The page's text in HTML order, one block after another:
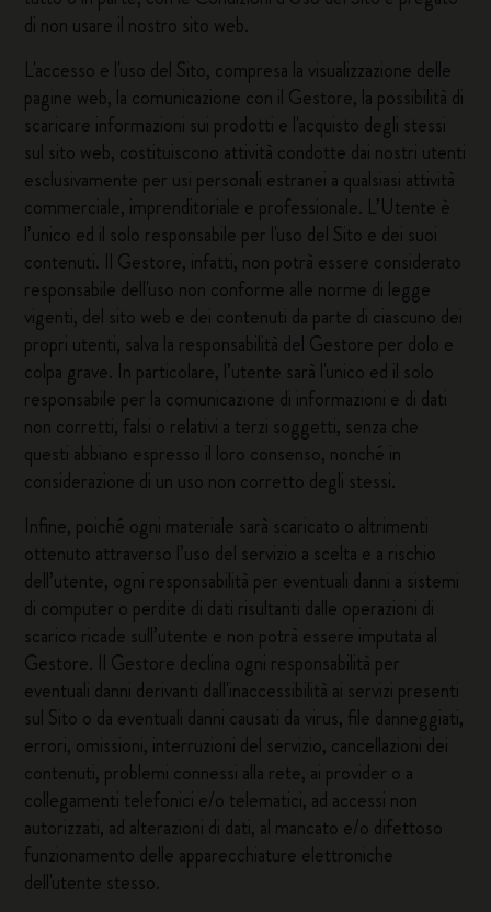
di non usare il nostro sito web.
L'accesso e l'uso del Sito, compresa la visualizzazione delle
pagine web, la comunicazione con il Gestore, la possibilità di
scaricare informazioni sui prodotti e l'acquisto degli stessi
sul sito web, costituiscono attività condotte dai nostri utenti
esclusivamente per usi personali estranei a qualsiasi attività
commerciale, imprenditoriale e professionale. L’Utente è
l’unico ed il solo responsabile per l'uso del Sito e dei suoi
contenuti. Il Gestore, infatti, non potrà essere considerato
responsabile dell'uso non conforme alle norme di legge
vigenti, del sito web e dei contenuti da parte di ciascuno dei
propri utenti, salva la responsabilità del Gestore per dolo e
colpa grave. In particolare, l’utente sarà l'unico ed il solo
responsabile per la comunicazione di informazioni e di dati
non corretti, falsi o relativi a terzi soggetti, senza che
questi abbiano espresso il loro consenso, nonché in
considerazione di un uso non corretto degli stessi.
Infine, poiché ogni materiale sarà scaricato o altrimenti
ottenuto attraverso l’uso del servizio a scelta e a rischio
dell’utente, ogni responsabilità per eventuali danni a sistemi
di computer o perdite di dati risultanti dalle operazioni di
scarico ricade sull’utente e non potrà essere imputata al
Gestore. Il Gestore declina ogni responsabilità per
eventuali danni derivanti dall'inaccessibilità ai servizi presenti
sul Sito o da eventuali danni causati da virus, file danneggiati,
errori, omissioni, interruzioni del servizio, cancellazioni dei
contenuti, problemi connessi alla rete, ai provider o a
collegamenti telefonici e/o telematici, ad accessi non
autorizzati, ad alterazioni di dati, al mancato e/o difettoso
funzionamento delle apparecchiature elettroniche
dell'utente stesso.